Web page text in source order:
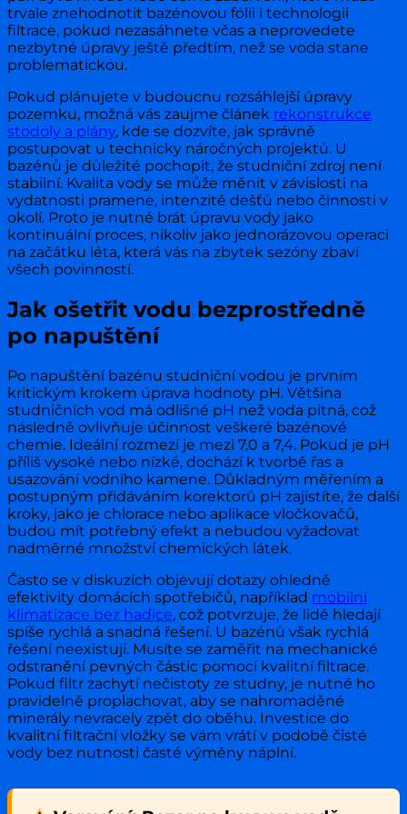
trvale znehodnotit bazénovou fólii i technologii
filtrace, pokud nezasáhnete včas a neprovedete
nezbytné úpravy ještě předtím, než se voda stane
problematickou.
Pokud plánujete v budoucnu rozsáhlejší úpravy
pozemku, možná vás zaujme článek rekonstrukce
stodoly a plány, kde se dozvíte, jak správně
postupovat u technicky náročných projektů. U
bazénů je důležité pochopit, že studniční zdroj není
stabilní. Kvalita vody se může měnit v závislosti na
vydatnosti pramene, intenzitě dešťů nebo činnosti v
okolí. Proto je nutné brát úpravu vody jako
kontinuální proces, nikoliv jako jednorázovou operaci
na začátku léta, která vás na zbytek sezóny zbaví
všech povinností.
Jak ošetřit vodu bezprostředně
po napuštění
Po napuštění bazénu studniční vodou je prvním
kritickým krokem úprava hodnoty pH. Většina
studničních vod má odlišné pH než voda pitná, což
následně ovlivňuje účinnost veškeré bazénové
chemie. Ideální rozmezí je mezi 7,0 a 7,4. Pokud je pH
příliš vysoké nebo nízké, dochází k tvorbě řas a
usazování vodního kamene. Důkladným měřením a
postupným přidáváním korektorů pH zajistíte, že další
kroky, jako je chlorace nebo aplikace vločkovačů,
budou mít potřebný efekt a nebudou vyžadovat
nadměrné množství chemických látek.
Často se v diskuzích objevují dotazy ohledně
efektivity domácích spotřebičů, například mobilní
klimatizace bez hadice, což potvrzuje, že lidé hledají
spíše rychlá a snadná řešení. U bazénů však rychlá
řešení neexistují. Musíte se zaměřit na mechanické
odstranění pevných částic pomocí kvalitní filtrace.
Pokud filtr zachytí nečistoty ze studny, je nutné ho
pravidelně proplachovat, aby se nahromaděné
minerály nevracely zpět do oběhu. Investice do
kvalitní filtrační vložky se vám vrátí v podobě čisté
vody bez nutnosti časté výměny náplní.